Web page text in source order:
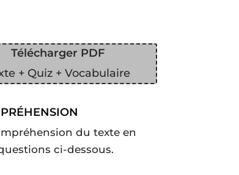
Télécharger PDF
+ Quiz + Vocabulaire
du texte en
ci-dessous.